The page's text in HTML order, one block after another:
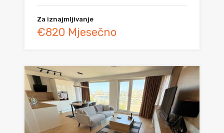
Za iznajmljivanje
€820 Mjesečno